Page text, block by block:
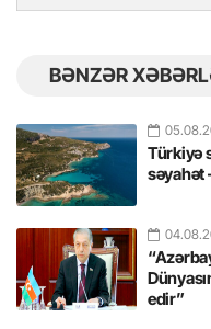
BƏNZƏR
Türkiyə
səyahət
edir”